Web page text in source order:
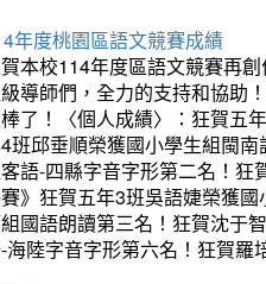
年度桃園區語文競賽成績
本校114年度區語文競賽再
導師們，全力的支持和協助
了！〈個人成績〉：狂賀五
班邱垂順榮獲國小學生組閩
語-四縣字音字形第二名！狂
》狂賀五年3班吳語婕榮獲
國語朗讀第三名！狂賀沈于
海陸字音字形第六名！狂賀羅